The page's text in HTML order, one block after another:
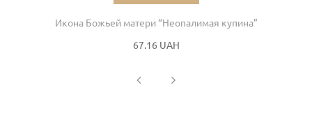
Икона Божьей матери “Неопалимая купина”
67.16 UAH